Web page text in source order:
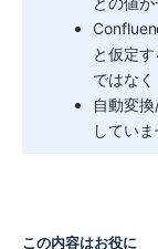
と仮定
ではな
自動変
していま
この内容はお役に